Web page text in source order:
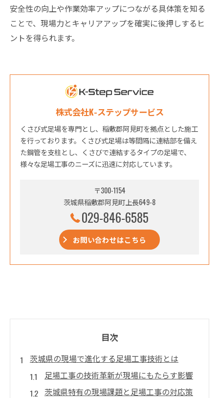
安全性の向上や作業効率アップにつながる具体策を知る
ことで、現場力とキャリアアップを確実に後押しするヒ
ントを得られます。
株式会社K-ステップサービス
くさび式足場を専門とし、稲敷郡阿見町を拠点とした施工
を行っております。くさび式足場は等間隔に連結部を備え
た鋼管を支柱とし、くさびで連結するタイプの足場で、
様々な足場工事のニーズに迅速に対応しています。
〒300-1154
茨城県稲敷郡阿見町上長649-8
029-846-6585
お問い合わせはこちら
目次
茨城県の現場で進化する足場工事技術とは
足場工事の技術革新が現場にもたらす影響
茨城県特有の現場課題と足場工事の対応策